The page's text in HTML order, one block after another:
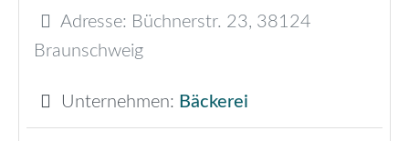
Adresse: Büchnerstr. 23, 38124
Braunschweig
Unternehmen: Bäckerei